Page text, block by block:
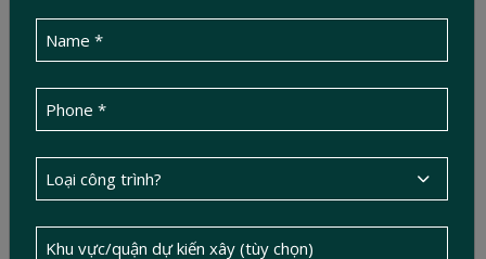
công nhanh hơn.
Mô hình đa công năng: ở – cho thuê – kinh doanh –
homestay:
đầu tư.
5. Đức Tín Construction – Chuyên gia xây nhà
phố trọn gói, chuẩn pháp lý và thẩm mỹ